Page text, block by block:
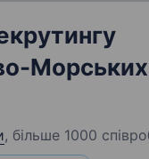
, більше 1000